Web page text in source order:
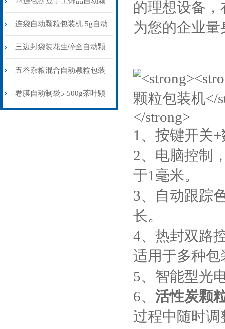
粒包装机防静电不堵料
连袋自动颗粒包装机 5g自动
计量包装机 三边封打包机
三边封袋装花生碎全自动颗
粒包装机1000克\包
五谷杂粮混合自动颗粒包装
机30-70克\包背封
卷膜自动制袋5-500g茶叶颗
的理想设备
为您的企业
1、按键开关
2、电脑控制
于1毫米。
3、自动跟踪
长。
4、热封双路
适用于多种包
5、智能型光
6、 活性炭颗
过程中随时